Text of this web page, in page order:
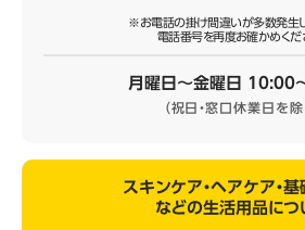
※お電話の掛け間違いが多数発生し
電話番号を再度お確かめくだ
月曜日～金曜日 10:00
（祝日・窓口休業日を除
スキンケア・ヘアケア・
などの生活用品につ